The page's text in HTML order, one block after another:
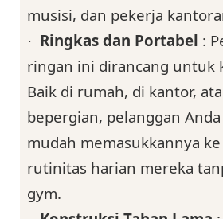
musisi, dan pekerja
· Ringkas dan Portabel :
ringan ini dirancang untuk
Baik di rumah, di kantor,
bepergian, pelanggan
mudah memasukkannya
rutinitas harian mereka
gym.